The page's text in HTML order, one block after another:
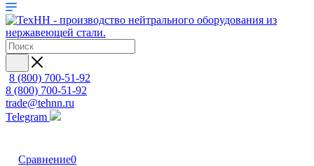
8 (800) 700-51-92
8 (800) 700-51-92
trade@tehnn.ru
Telegram
Сравнение0